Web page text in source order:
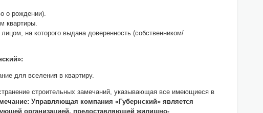
о рождении).
квартиры.
на которого выдана доверенность (собственником/
для вселения в квартиру.
строительных замечаний, указывающая все имеющиеся в
Управляющая компания «Губернский» является
организацией, предоставляющей жилищно-